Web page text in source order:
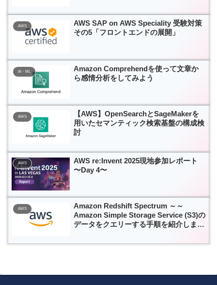
AWS
AWS SAP on AWS Speciality 受験対策
その5「フロントエンドの展開」
AI・ML
Amazon Comprehendを使って文章か
ら感情分析をしてみよう
AWS
【AWS】OpenSearchとSageMakerを
用いたセマンティック検索基盤の構成検
討
AWS
AWS re:Invent 2025現地参加レポート
〜Day 4〜
AWS
Amazon Redshift Spectrum ～～
Amazon Simple Storage Service (S3)の
データをクエリーする手順を紹介しま